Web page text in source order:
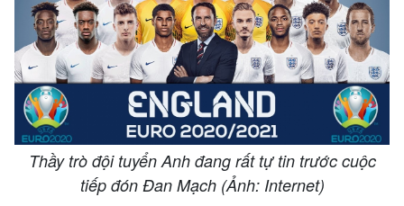
Thầy trò đội tuyển Anh đang rất tự tin trước cuộc
tiếp đón Đan Mạch (Ảnh: Internet)